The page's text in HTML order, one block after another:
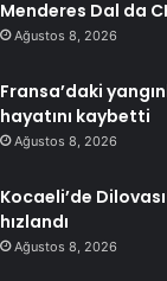
Menderes Dal da
Ağustos 8, 2026
Fransa’daki
hayatını kaybetti
Ağustos 8, 2026
Kocaeli’de
hızlandı
Ağustos 8, 2026